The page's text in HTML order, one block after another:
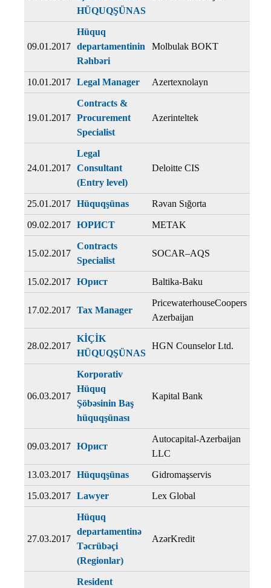
HÜQUQŞÜNAS
09.01.2017
Hüquq
departamentinin
Rəhbəri
Molbulak BOKT
10.01.2017 Legal Manager Azertexnolayn
19.01.2017
Contracts &
Procurement
Specialist
Azerinteltek
24.01.2017
Legal
Consultant
(Entry level)
Deloitte CIS
25.01.2017 Hüquqşünas Rəvan Sığorta
09.02.2017 ЮРИСТ METAK
15.02.2017
Contracts
Specialist
SOCAR–AQS
15.02.2017 Юрист Baltika-Baku
17.02.2017 Tax Manager
PricewaterhouseCoopers
Azerbaijan
28.02.2017
KİÇİK
HÜQUQŞÜNAS
HGN Counselor Ltd.
06.03.2017
Korporativ
Hüquq
Şöbəsinin Baş
hüquqşünası
Kapital Bank
09.03.2017 Юрист
Autocapital-Azerbaijan
LLC
13.03.2017 Hüquqşünas Gidromaşservis
15.03.2017 Lawyer Lex Global
27.03.2017
Hüquq
departamentinə
Təcrübəçi
(Regionlar)
AzərKredit
Resident